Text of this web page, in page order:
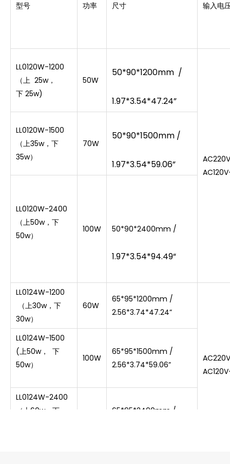
型号 功率 尺寸 输入电
LL0120W-1200
（上 25w，
下 25w)
50W
50*90*1200mm /
1.97*3.54*47.24”
LL0120W-1500
（上35w，下
35w）
70W
50*90*1500mm /
1.97*3.54*59.06”
LL0120W-2400
（上50w，下
50w）
100W 50*90*2400mm /
1.97*3.54*94.49“
LL0124W-1200
（上30w，下
30w）
60W
65*95*1200mm /
2.56*3.74*47.24”
LL0124W-1500
(上50w，
下
50w）
100W
65*95*1500mm /
2.56*3.74*59.06”
LL0124W-2400
（上60w，下
65*95*2400mm /